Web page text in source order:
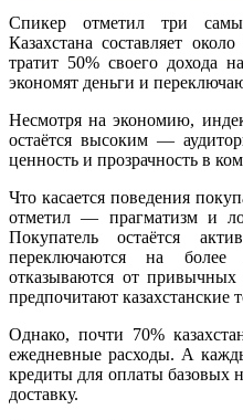
Спикер отметил три
Казахстана составляет
тратит 50% своего
экономят деньги и
Несмотря на экономию,
остаётся высоким —
ценность и прозрачность в
Что касается поведения
отметил — прагматизм и
Покупатель остаётся
переключаются на
отказываются от привычных
предпочитают казахстанские
Однако, почти 70%
ежедневные расходы. А
кредиты для оплаты базовых
доставку.